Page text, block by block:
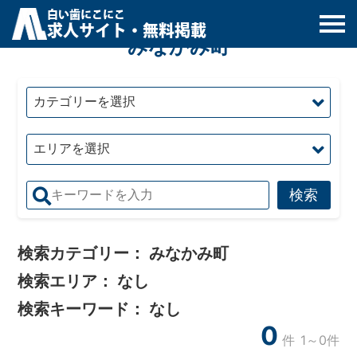
白 い歯にこにこ
求人サイト・無料掲載
みなかみ町
検索カテゴリー： みなかみ町
検索エリア： なし
検索キーワード： なし
0 件 1～0件